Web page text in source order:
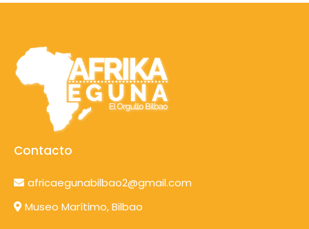
Contacto
africaegunabilbao2@gmail.com
Museo Marítimo, Bilbao